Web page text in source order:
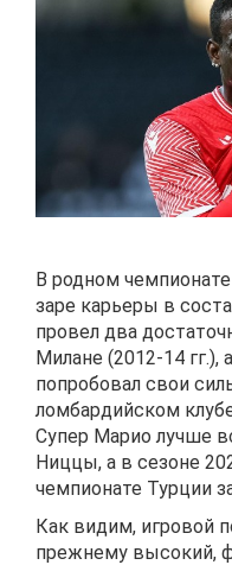
В родном
заре карьеры в
провел два
Милане (2012-14 гг.),
попробовал свои
ломбардийском
Супер Марио лучше
Ниццы, а в сезоне
чемпионате Турции
Как видим, игровой
прежнему высокий,